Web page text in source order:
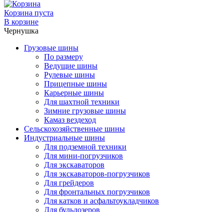
Корзина пуста
В корзине
Чернушка
Грузовые шины
По размеру
Ведущие шины
Рулевые шины
Прицепные шины
Карьерные шины
Для шахтной техники
Зимние грузовые шины
Камаз вездеход
Сельскохозяйственные шины
Индустриальные шины
Для подземной техники
Для мини-погрузчиков
Для экскаваторов
Для экскаваторов-погрузчиков
Для грейдеров
Для фронтальных погрузчиков
Для катков и асфальтоукладчиков
Для бульдозеров